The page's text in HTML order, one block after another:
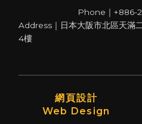
Phone｜+886-
Address｜日本大阪市北區天滿
4樓
網頁設計
Web Design